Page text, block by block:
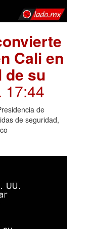
Cali en
de su
17:44
de
de seguridad,